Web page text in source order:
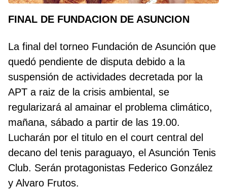
FINAL DE FUNDACION DE ASUNCION
La final del torneo Fundación de Asunción que
quedó pendiente de disputa debido a la
suspensión de actividades decretada por la
APT a raiz de la crisis ambiental, se
regularizará al amainar el problema climático,
mañana, sábado a partir de las 19.00.
Lucharán por el titulo en el court central del
decano del tenis paraguayo, el Asunción Tenis
Club. Serán protagonistas Federico González
y Alvaro Frutos.